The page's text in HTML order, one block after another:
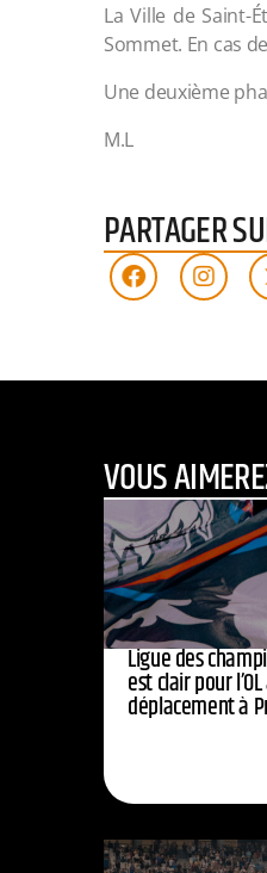
La Ville de Saint-
Sommet. En cas
Une deuxième
M.L
PARTAGER
VOUS
Ligue des
est clair pour
déplacement à